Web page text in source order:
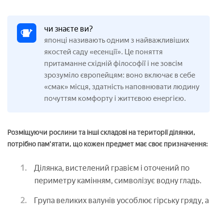
чи знаєте ви?
японці називають одним з найважливіших
якостей саду «есенції». Це поняття
притаманне східній філософії і не зовсім
зрозуміло європейцям: воно включає в себе
«смак» місця, здатність наповнювати людину
почуттям комфорту і життєвою енергією.
Розміщуючи рослини та інші складові на території ділянки,
потрібно пам'ятати, що кожен предмет має своє призначення:
Ділянка, вистелений гравієм і оточений по
периметру камінням, символізує водну гладь.
Група великих валунів уособлює гірську гряду, а